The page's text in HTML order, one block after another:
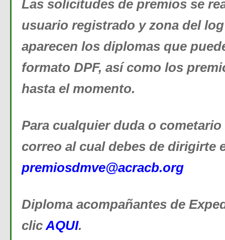
Las solicitudes de premios se
usuario registrado y zona del
aparecen los diplomas que
formato DPF, así como los
hasta el momento.
Para cualquier duda o
correo al cual debes de dirigirte
premiosdmve@acracb.org
Diploma acompañantes de
clicAQUI.